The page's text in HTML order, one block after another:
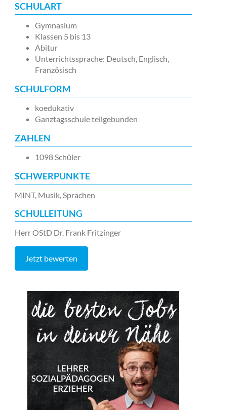
SCHULART
Gymnasium
Klassen 5 bis 13
Abitur
Unterrichtssprache: Deutsch, Englisch,
Französisch
SCHULFORM
koedukativ
Ganztagsschule teilgebunden
ZAHLEN
1098 Schüler
SCHWERPUNKTE
MINT, Musik, Sprachen
SCHULLEITUNG
Herr OStD Dr. Frank Fritzinger
Jetzt bewerten